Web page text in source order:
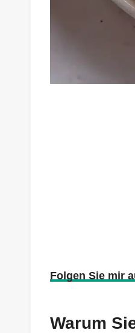
Folgen Sie mir
Warum